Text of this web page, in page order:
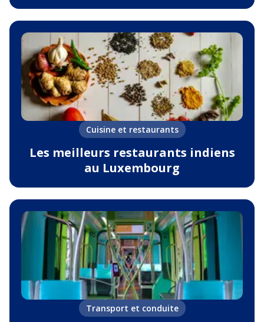
Cuisine et restaurants
Les meilleurs restaurants indiens
au Luxembourg
Transport et conduite